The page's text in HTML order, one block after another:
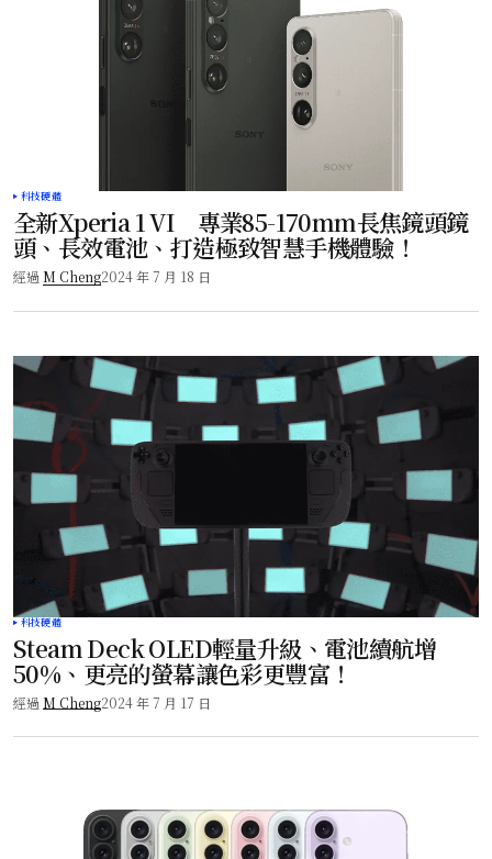
科技硬體
全新Xperia 1 VI 專業85-170mm長焦鏡頭鏡
頭、長效電池、打造極致智慧手機體驗！
經過 M Cheng2024 年 7 月 18 日
科技硬體
Steam Deck OLED輕量升級、電池續航增
50%、更亮的螢幕讓色彩更豐富！
經過 M Cheng2024 年 7 月 17 日